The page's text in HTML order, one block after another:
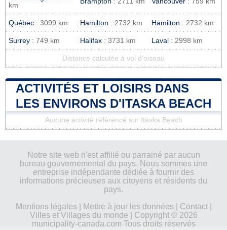
km
Québec : 3099 km Hamilton : 2732 km Hamilton : 2732 km
Surrey : 749 km Halifax : 3731 km Laval : 2998 km
Distance calculée à vol d'oiseau
ACTIVITÉS ET LOISIRS DANS
LES ENVIRONS D'ITASKA BEACH
Aucune activité référencé sur Itaska Beach
Notre site web n'est affilié ou parrainé par aucun
bureau gouvernemental du pays. Nous sommes une
entreprise indépendante dédiée à fournir des
informations précieuses aux citoyens et résidents du
pays.
Mentions légales| Mettre à jour les données| Contact|
Villes et Villages du monde | Copyright © 2026
municipality-canada.com Tous droits réservés